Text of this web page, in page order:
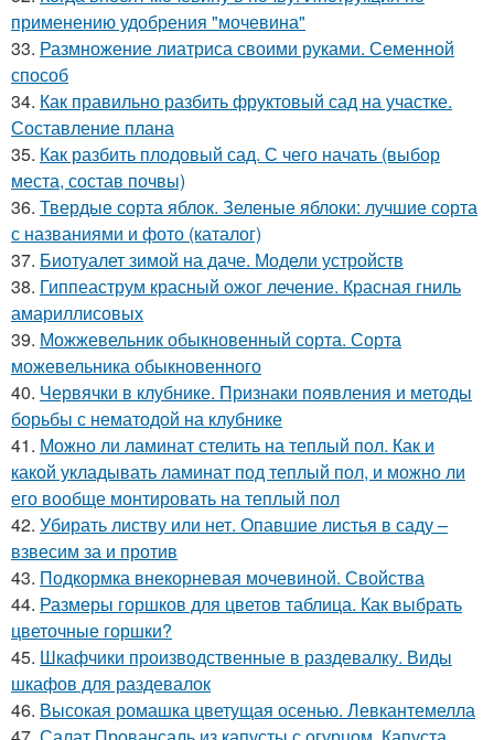
применению удобрения "мочевина"
33. Размножение лиатриса своими руками. Семенной
способ
34. Как правильно разбить фруктовый сад на участке.
Составление плана
35. Как разбить плодовый сад. С чего начать (выбор
места, состав почвы)
36. Твердые сорта яблок. Зеленые яблоки: лучшие сорта
с названиями и фото (каталог)
37. Биотуалет зимой на даче. Модели устройств
38. Гиппеаструм красный ожог лечение. Красная гниль
амариллисовых
39. Можжевельник обыкновенный сорта. Сорта
можевельника обыкновенного
40. Червячки в клубнике. Признаки появления и методы
борьбы с нематодой на клубнике
41. Можно ли ламинат стелить на теплый пол. Как и
какой укладывать ламинат под теплый пол, и можно ли
его вообще монтировать на теплый пол
42. Убирать листву или нет. Опавшие листья в саду –
взвесим за и против
43. Подкормка внекорневая мочевиной. Свойства
44. Размеры горшков для цветов таблица. Как выбрать
цветочные горшки?
45. Шкафчики производственные в раздевалку. Виды
шкафов для раздевалок
46. Высокая ромашка цветущая осенью. Левкантемелла